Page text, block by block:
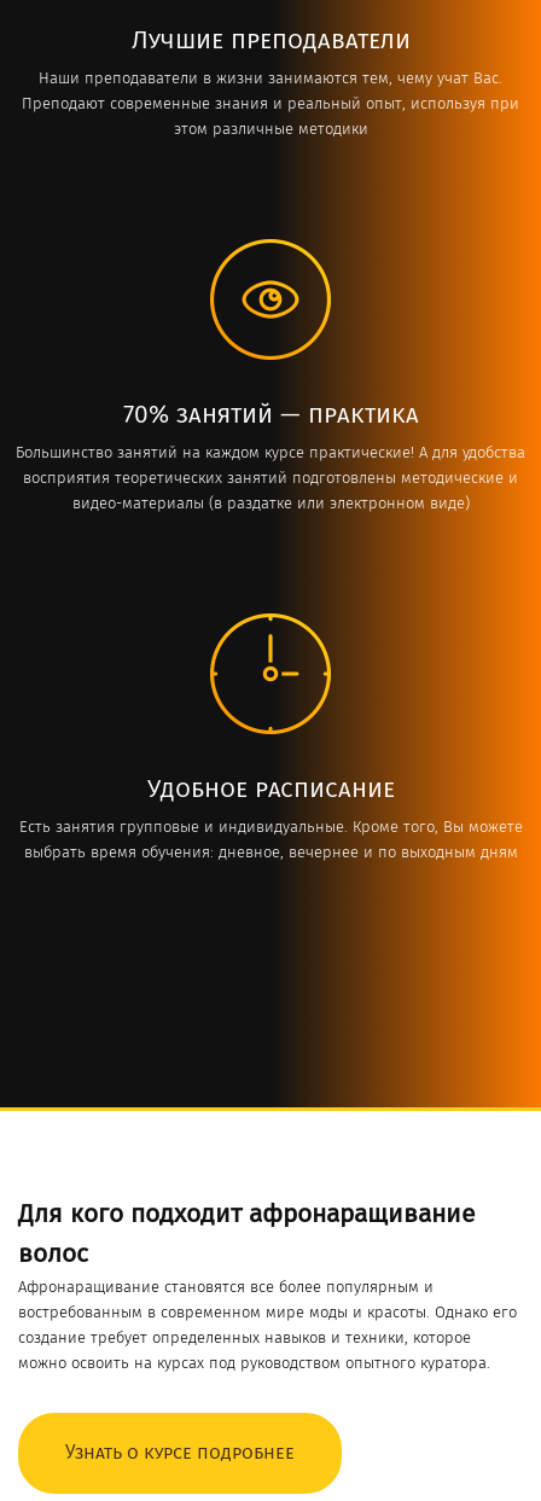
Лучшие преподаватели
Наши преподаватели в жизни занимаются тем, чему учат Вас.
Преподают современные знания и реальный опыт, используя при
этом различные методики
70% занятий — практика
Большинство занятий на каждом курсе практические! А для удобства
восприятия теоретических занятий подготовлены методические и
видео-материалы (в раздатке или электронном виде)
Удобное расписание
Есть занятия групповые и индивидуальные. Кроме того, Вы можете
выбрать время обучения: дневное, вечернее и по выходным дням
Для кого подходит афронаращивание
волос
Афронаращивание становятся все более популярным и
востребованным в современном мире моды и красоты. Однако его
создание требует определенных навыков и техники, которое
можно освоить на курсах под руководством опытного куратора.
Узнать о курсе подробнее